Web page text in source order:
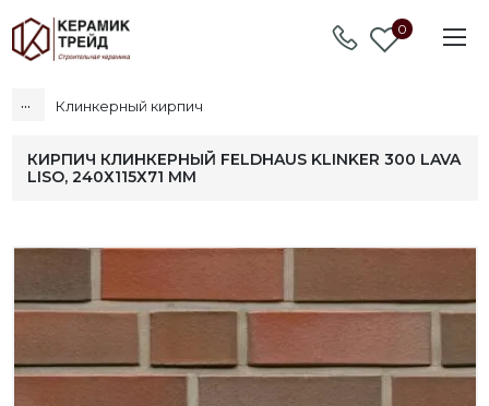
0
... Клинкерный кирпич
КИРПИЧ КЛИНКЕРНЫЙ FELDHAUS KLINKER 300 LAVA
LISO, 240Х115Х71 ММ